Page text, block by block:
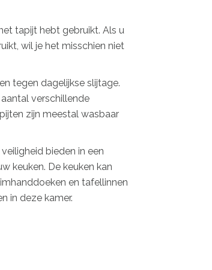
tapijt hebt gebruikt. Als u
wil je het misschien niet
tegen dagelijkse slijtage.
verschillende
zijn meestal wasbaar
bieden in een
keuken. De keuken kan
en tafellinnen
in deze kamer.